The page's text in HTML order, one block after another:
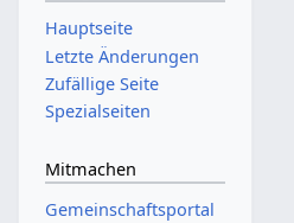
Hauptseite
Letzte Änderungen
Zufällige Seite
Spezialseiten
Mitmachen
Gemeinschafts­portal